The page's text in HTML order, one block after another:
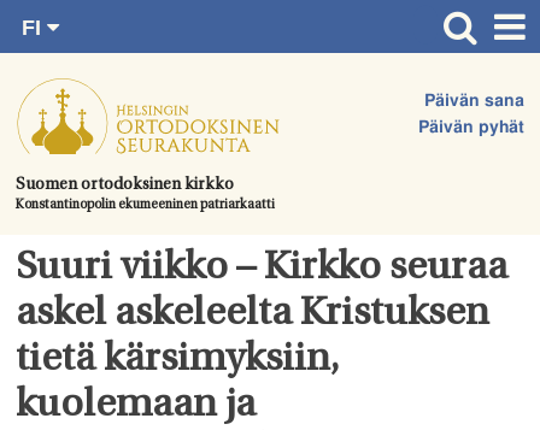
suoraan
sisältöön.
Suomen ortodoksinen kirkko
Konstantinopolin ekumeeninen patriarkaatti
Päivän sana
Päivän pyhät
FI
SV
EN
UA
Etusivu
Ajankohtaista
Juhlat & toimitukset
Kirkot
Apua & tukea
Tule mukaan
Hautausmaa
Suuri viikko – Kirkko seuraa
askel askeleelta Kristuksen
tietä kärsimyksiin,
kuolemaan ja